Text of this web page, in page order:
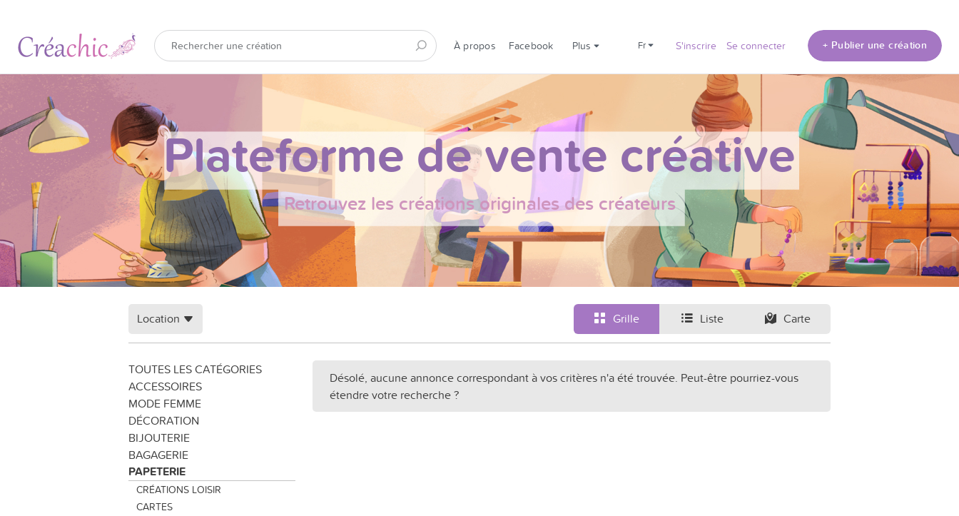
À propos Facebook Plus fr S'inscrire Se connecter + Publier une création
Plateforme de vente créative
Retrouvez les créations originales des créateurs
Grille Liste Carte
Location
TOUTES LES CATÉGORIES
ACCESSOIRES
MODE FEMME
DÉCORATION
BIJOUTERIE
BAGAGERIE
PAPETERIE
CRÉATIONS LOISIR
CARTES
Désolé, aucune annonce correspondant à vos critères n'a été trouvée. Peut-être pourriez-vous
étendre votre recherche ?